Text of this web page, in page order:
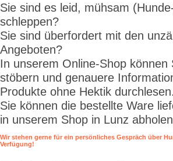
Sie sind es leid, mühsam
schleppen?
Sie sind überfordert mit den
Angeboten?
In unserem Online-Shop können
stöbern und genauere
Produkte ohne Hektik durchlesen.
Sie können die bestellte Ware
in unserem Shop in Lunz
Wir stehen gerne für ein persönliches Gespräch über
Verfügung!